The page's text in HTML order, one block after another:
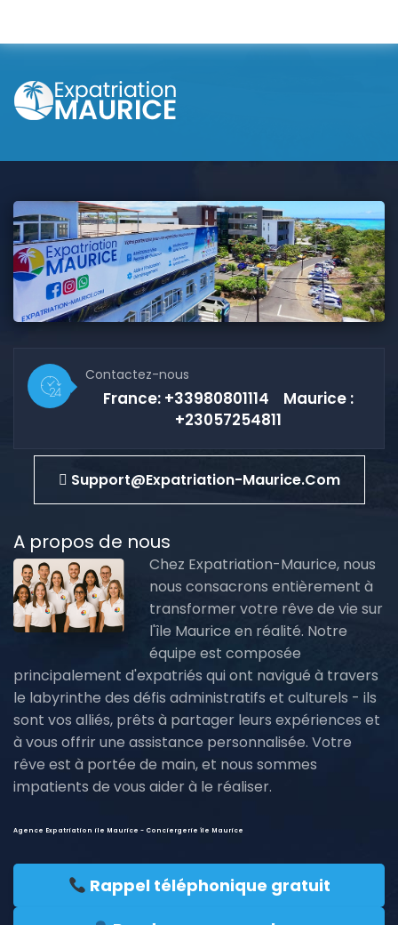
Contactez-nous
France: +33980801114 Maurice :
+23057254811
Support@expatriation-Maurice.com
A propos de nous
Chez Expatriation-Maurice, nous
nous consacrons entièrement à
transformer votre rêve de vie sur
l'île Maurice en réalité. Notre
équipe est composée
principalement d'expatriés qui ont navigué à travers
le labyrinthe des défis administratifs et culturels - ils
sont vos alliés, prêts à partager leurs expériences et
à vous offrir une assistance personnalisée. Votre
rêve est à portée de main, et nous sommes
impatients de vous aider à le réaliser.
Agence Expatriation ile Maurice - Conciergerie île Maurice
Rappel téléphonique gratuit